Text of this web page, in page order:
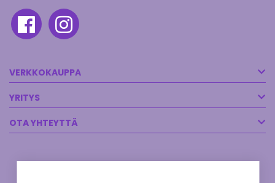
VERKKOKAUPPA
YRITYS
OTA YHTEYTTÄ